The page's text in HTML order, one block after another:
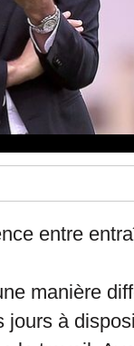
entre
manière
jours à